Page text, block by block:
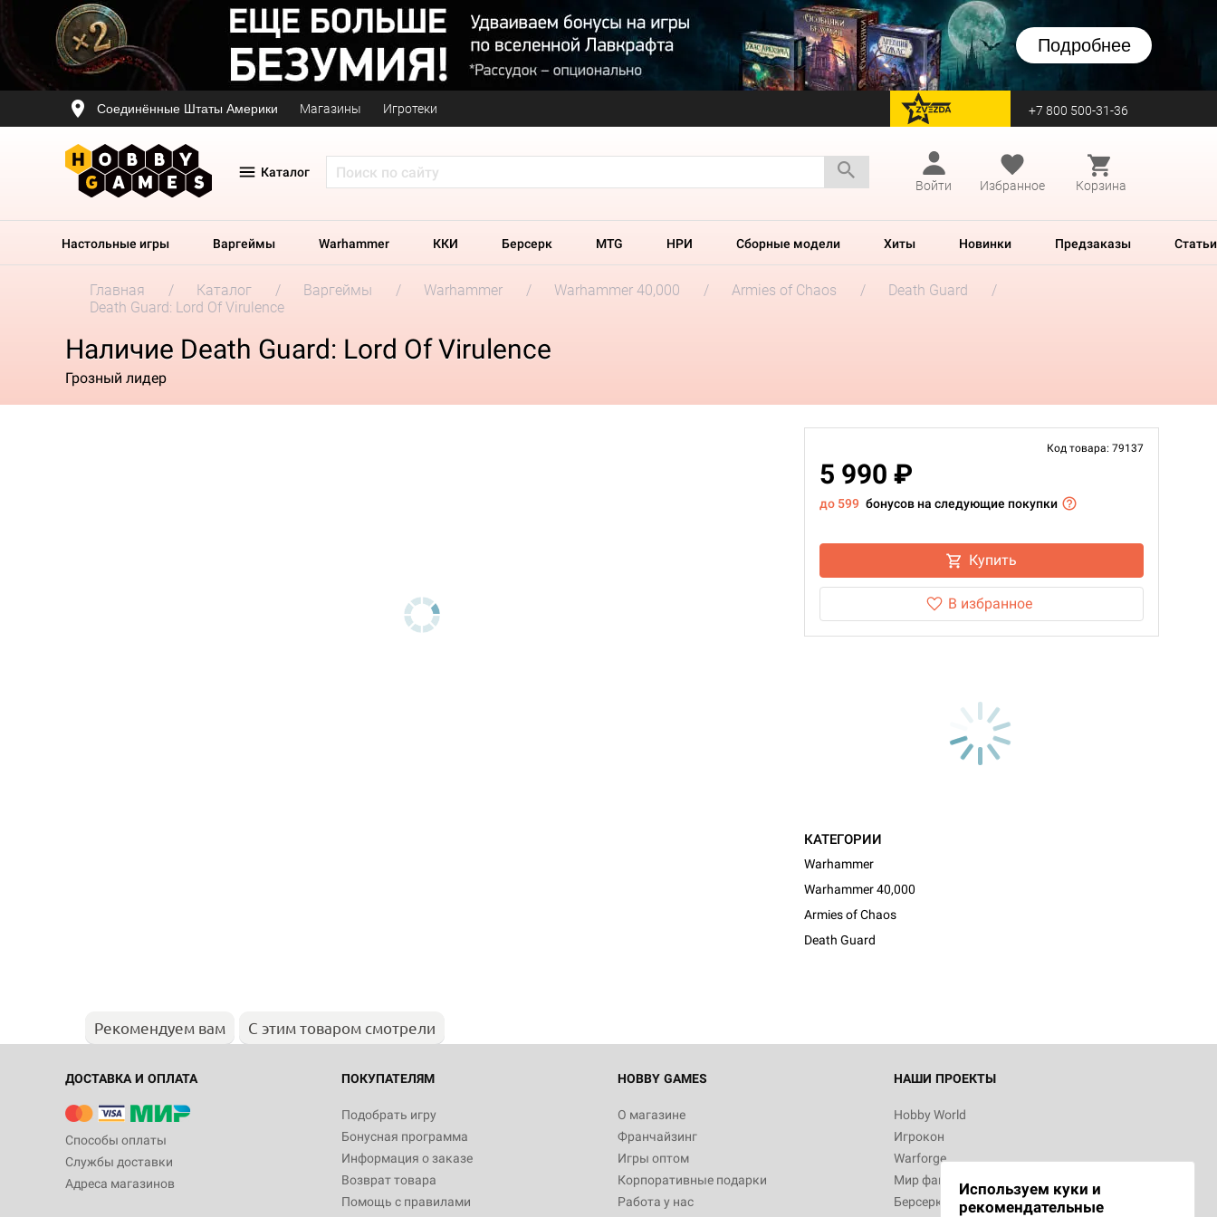
Подробнее
Соединённые Штаты Америки Магазины Игротеки перейти на Zvezda +7 800 500-31-36
Каталог
Войти
Избранное Корзина
Настольные игры Варгеймы Warhammer ККИ Берсерк MTG НРИ Сборные модели Хиты Новинки Предзаказы Статьи
Главная Каталог Варгеймы Warhammer Warhammer 40,000 Armies of Chaos
Death Guard
Death Guard: Lord Of Virulence
Наличие Death Guard: Lord Of Virulence
Грозный лидер
Код товара: 79137
5 990 ₽
до 599 бонусов на следующие покупки
Купить
В избранное
КАТЕГОРИИ
Warhammer
Warhammer 40,000
Armies of Chaos
Death Guard
Рекомендуем вам С этим товаром смотрели
ДОСТАВКА И ОПЛАТА
Способы оплаты
Службы доставки
Адреса магазинов
ПОКУПАТЕЛЯМ
Подобрать игру
Бонусная программа
Информация о заказе
Возврат товара
Помощь с правилами
HOBBY GAMES
О магазине
Франчайзинг
Игры оптом
Корпоративные подарки
Работа у нас
НАШИ ПРОЕКТЫ
Hobby World
Игрокон
Warforge
Мир фантастики
Берсерк
Используем куки и
рекомендательные